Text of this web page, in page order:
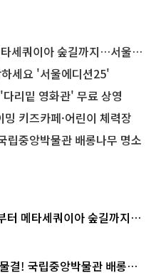
아 숲길까지…서울둘레길 15코스
세요 '서울에디션25'
리밑 영화관' 무료 상영
키즈카페·어린이 체력장
립중앙박물관 배롱나무 명소
터 메타세쿼이아 숲길까지…
결! 국립중앙박물관 배롱나